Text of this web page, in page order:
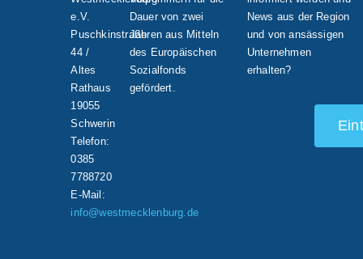
e.V.
Puschkinstraße
44 /
Altes
Rathaus
19055
Schwerin
Telefon:
0385
7788720
E-Mail:
info@westmecklenburg.de
Dauer von zwei
Jahren aus Mitteln
des Europäischen
Sozialfonds
gefördert.
News aus der Region
und von ansässigen
Unternehmen
erhalten?